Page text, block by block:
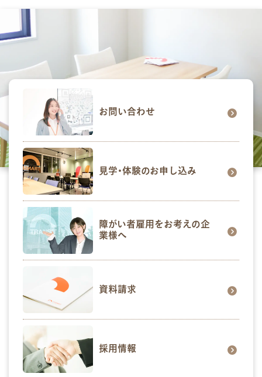
各種SNS
資料請求
採用情報
お問い合わせ
見学･体験のお申し込み
障がい者雇用をお考えの企
業様へ
資料請求
採用情報